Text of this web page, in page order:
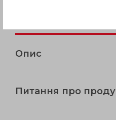
Опис
Питання про